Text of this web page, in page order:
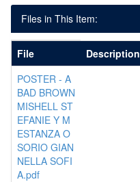
Files in This Item:
File Description
POSTER - A
BAD BROWN
MISHELL ST
EFANIE Y M
ESTANZA O
SORIO GIAN
NELLA SOFI
A.pdf